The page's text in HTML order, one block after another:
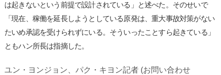
は起きないという前提で設計されている」と述べた。そのせいで
「現在、稼働を延長しようとしている原発は、重大事故対策がない
たいめ承認を受けられずにいる。そういったことすら起きている」
ともハン所長は指摘した。
ユン・ヨンジョン、パク・キヨン記者 (お問い合わせ